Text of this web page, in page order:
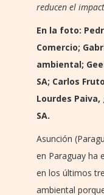
reducen el
En la foto:
Comercio;
ambiental;
SA; Carlos
Lourdes
SA.
Asunción
en Paraguay ha
en los últimos
ambiental